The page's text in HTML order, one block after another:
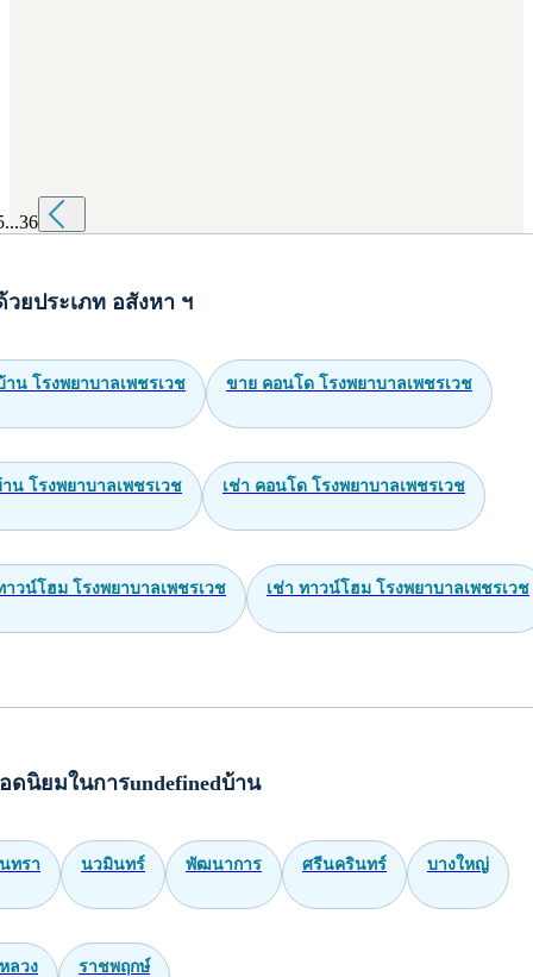
...36
ยประเภท อสังหา ฯ
าน โรงพยาบาลเพชรเวช ขาย คอนโด โรงพยาบาลเพชรเวช
น โรงพยาบาลเพชรเวช เช่า คอนโด โรงพยาบาลเพชรเวช
าวน์โฮม โรงพยาบาลเพชรเวช เช่า ทาวน์โฮม โรงพยาบาลเพชรเวช
ดนิยมในการundefinedบ้าน
ทรา นวมินทร์ พัฒนาการ ศรีนครินทร์ บางใหญ่
ลวง ราชพฤกษ์